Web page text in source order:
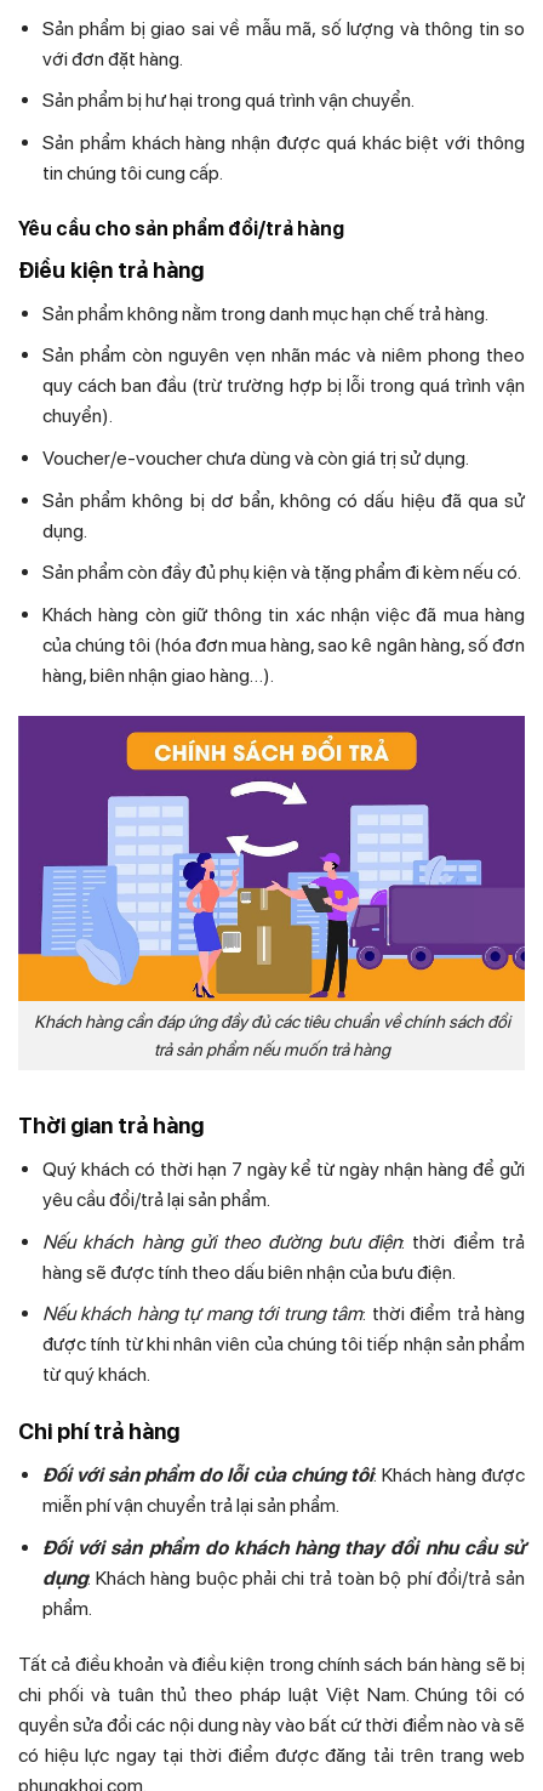
Sản phẩm bị giao sai về mẫu mã, số lượng và thông tin so
với đơn đặt hàng.
Sản phẩm bị hư hại trong quá trình vận chuyển.
Sản phẩm khách hàng nhận được quá khác biệt với thông
tin chúng tôi cung cấp.
Yêu cầu cho sản phẩm đổi/trả hàng
Điều kiện trả hàng
Sản phẩm không nằm trong danh mục hạn chế trả hàng.
Sản phẩm còn nguyên vẹn nhãn mác và niêm phong theo
quy cách ban đầu (trừ trường hợp bị lỗi trong quá trình vận
chuyển).
Voucher/e-voucher chưa dùng và còn giá trị sử dụng.
Sản phẩm không bị dơ bẩn, không có dấu hiệu đã qua sử
dụng.
Sản phẩm còn đầy đủ phụ kiện và tặng phẩm đi kèm nếu có.
Khách hàng còn giữ thông tin xác nhận việc đã mua hàng
của chúng tôi (hóa đơn mua hàng, sao kê ngân hàng, số đơn
hàng, biên nhận giao hàng…).
Khách hàng cần đáp ứng đầy đủ các tiêu chuẩn về chính sách đổi
trả sản phẩm nếu muốn trả hàng
Thời gian trả hàng
Quý khách có thời hạn 7 ngày kể từ ngày nhận hàng để gửi
yêu cầu đổi/trả lại sản phẩm.
Nếu khách hàng gửi theo đường bưu điện: thời điểm trả
hàng sẽ được tính theo dấu biên nhận của bưu điện.
Nếu khách hàng tự mang tới trung tâm: thời điểm trả hàng
được tính từ khi nhân viên của chúng tôi tiếp nhận sản phẩm
từ quý khách.
Chi phí trả hàng
Đối với sản phẩm do lỗi của chúng tôi: Khách hàng được
miễn phí vận chuyển trả lại sản phẩm.
Đối với sản phẩm do khách hàng thay đổi nhu cầu sử
dụng: Khách hàng buộc phải chi trả toàn bộ phí đổi/trả sản
phẩm.
Tất cả điều khoản và điều kiện trong chính sách bán hàng sẽ bị
chi phối và tuân thủ theo pháp luật Việt Nam. Chúng tôi có
quyền sửa đổi các nội dung này vào bất cứ thời điểm nào và sẽ
có hiệu lực ngay tại thời điểm được đăng tải trên trang web
phungkhoi.com.